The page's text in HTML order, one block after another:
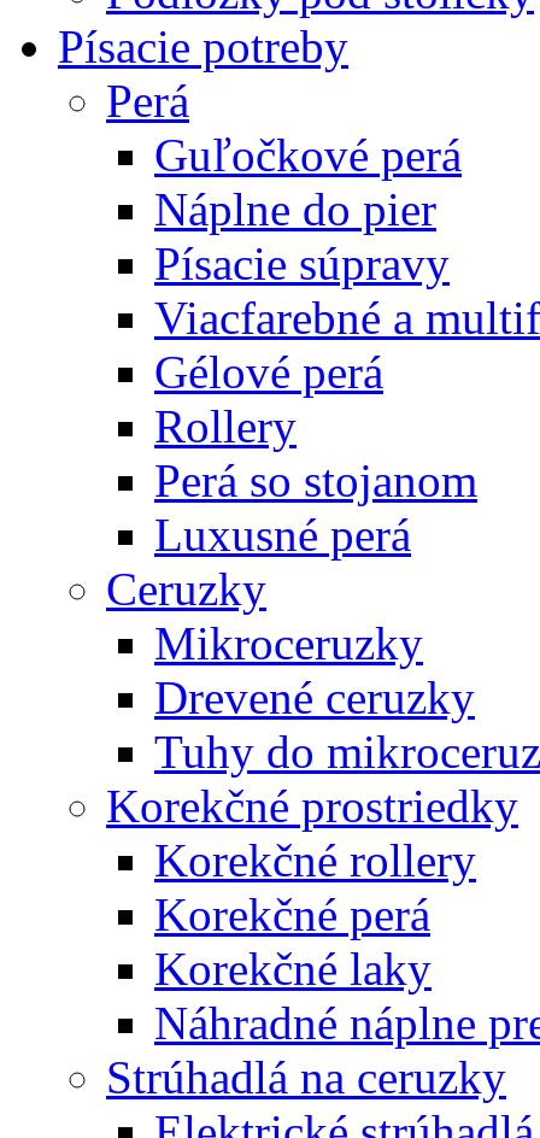
Písacie potreby
Perá
Guľočkové perá
Náplne do pier
Písacie súpravy
Viacfarebné a
Gélové perá
Rollery
Perá so stojanom
Luxusné perá
Ceruzky
Mikroceruzky
Drevené ceruzky
Tuhy do
Korekčné prostriedky
Korekčné rollery
Korekčné perá
Korekčné laky
Náhradné náplne
Strúhadlá na ceruzky